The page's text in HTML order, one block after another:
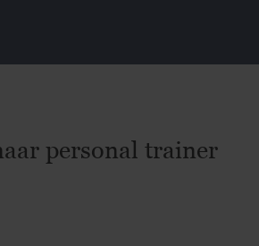
personal trainer